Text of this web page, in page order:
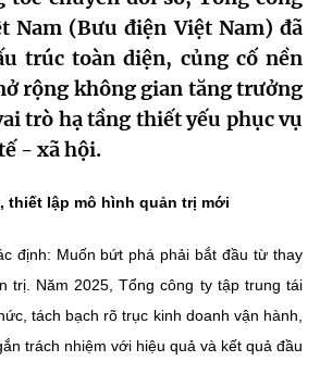
chất lượng
dân về dự thảo VBQPPL
nghệ
thông
chất lượng
Nam (Bưu điện Việt Nam) đã
trúc toàn diện, củng cố nền
rộng không gian tăng trưởng
trò hạ tầng thiết yếu phục vụ
- xã hội.
thiết lập mô hình quản trị mới
định: Muốn bứt phá phải bắt đầu từ thay
trị. Năm 2025, Tổng công ty tập trung tái
tách bạch rõ trục kinh doanh vận hành,
trách nhiệm với hiệu quả và kết quả đầu